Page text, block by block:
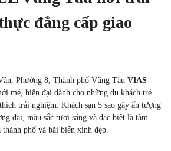
đẳng cấp giao
Phường 8, Thành phố Vũng Tàu VIAS
mẻ, hiện đại dành cho những du khách trẻ
trải nghiệm. Khách sạn 5 sao gây ấn tượng
đại, màu sắc tươi sáng và đặc biệt là tầm
phố và bãi biển xinh đẹp.